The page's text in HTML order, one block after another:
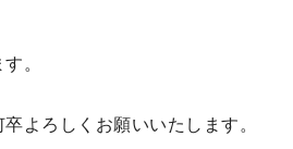
。
よろしくお願いいたします。